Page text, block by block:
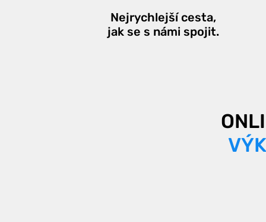
Nejrychlejší cesta,
jak se s námi spojit.